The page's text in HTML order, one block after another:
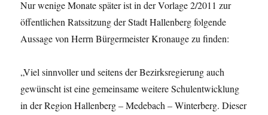
Nur wenige Monate später ist in der Vorlage 2/2011 zur
öffentlichen Ratssitzung der Stadt Hallenberg folgende
Aussage von Herrn Bürgermeister Kronauge zu finden:
„Viel sinnvoller und seitens der Bezirksregierung auch
gewünscht ist eine gemeinsame weitere Schulentwicklung
in der Region Hallenberg – Medebach – Winterberg. Dieser